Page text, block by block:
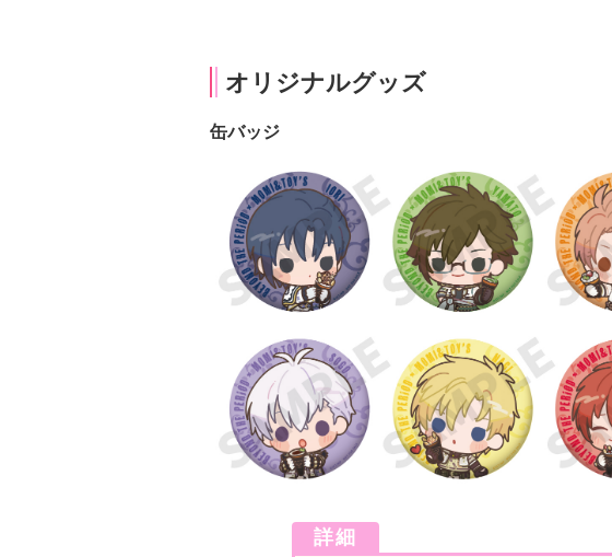
オリジナルグッズ
缶バッジ
詳細